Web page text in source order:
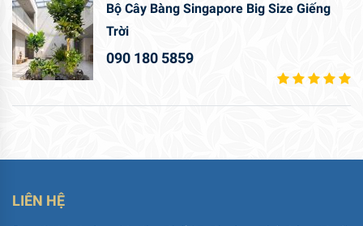
Bộ Cây Bàng Singapore Big Size Giếng
Trời
090 180 5859
LIÊN HỆ